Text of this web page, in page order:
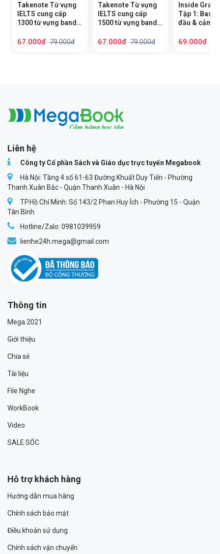
Takenote Từ vựng
IELTS cung cấp
1300 từ vựng band
67.000đ 79.000đ
Takenote Từ vựng
IELTS cung cấp
1500 từ vựng band
67.000đ 79.000đ
Inside Gram
Tập 1: Basic
đầu & cảm
69.000đ
Liên hệ
Công ty Cổ phần Sách và Giáo dục trực tuyến Megabook
Hà Nội: Tầng 4 số 61-63 Đường Khuất Duy Tiến - Phường
Thanh Xuân Bắc - Quận Thanh Xuân - Hà Nội
TP.Hồ Chí Minh: Số 143/2 Phan Huy Ích - Phường 15 - Quận
Tân Bình
Hotline/Zalo: 0981039959
lienhe24h.mega@gmail.com
Thông tin
Mega 2021
Giới thiệu
Chia sẻ
Tài liệu
File Nghe
WorkBook
Video
SALE SỐC
Hỗ trợ khách hàng
Hướng dẫn mua hàng
Chính sách bảo mật
Điều khoản sử dụng
Chính sách vận chuyển